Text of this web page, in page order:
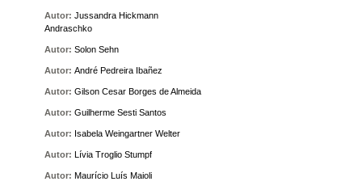
Autor: Jussandra Hickmann
Andraschko
Autor: Solon Sehn
Autor: André Pedreira Ibañez
Autor: Gilson Cesar Borges de Almeida
Autor: Guilherme Sesti Santos
Autor: Isabela Weingartner Welter
Autor: Lívia Troglio Stumpf
Autor: Maurício Luís Maioli